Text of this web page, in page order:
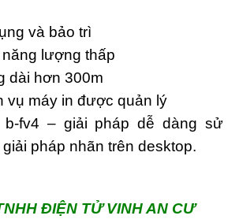
và bảo trì
lượng thấp
dài hơn 300m
vụ máy in được quản lý
b-fv4 – giải pháp dễ dàng sử
pháp nhãn trên desktop.
NHH ĐIỆN TỬ VINH AN CƯ